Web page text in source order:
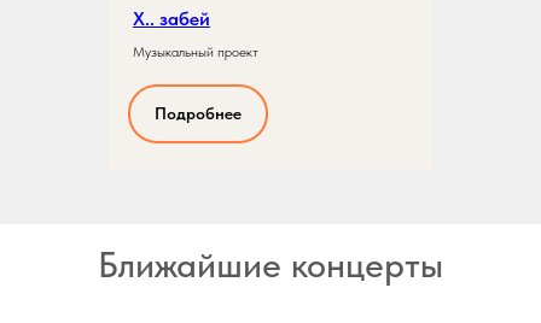
Х.. забей
Музыкальный проект
Подробнее
Ближайшие концерты